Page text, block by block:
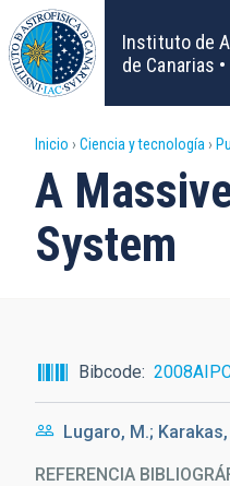
Pasar
al
contenido
principal
Instituto de
de Canarias •
Sobrescribir
enlaces
de
a
la
navegación
Inicio Ciencia y tecnología
A
System
Bibcode
Lugaro, M.;
REFERENCIA